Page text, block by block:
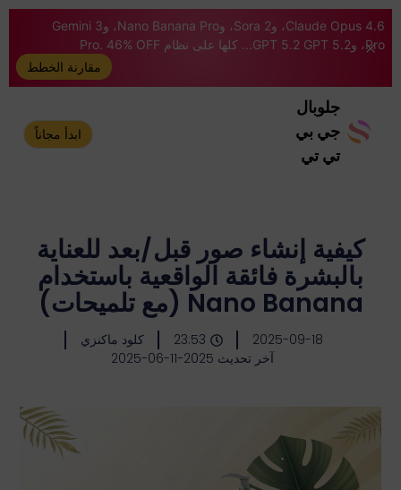
Claude Opus 4.6، وSora 2، وNano Banana Pro، وGemini 3
Pro، وGPT 5.2 GPT 5.2... كلها على نظام Pro. 46% OFF
مقارنة الخطط
جلوبال
جي بي
تي تي
ابدأ مجاناً
كيفية إنشاء صور قبل/بعد للعناية
بالبشرة فائقة الواقعية باستخدام
Nano Banana (مع تلميحات)
2025-09-18
23:53
كلود ماكنزي
آخر تحديث 2025-11-06-2025